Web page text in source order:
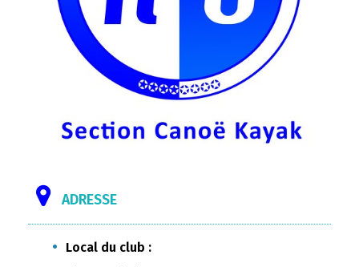
ADRESSE
Local du club :